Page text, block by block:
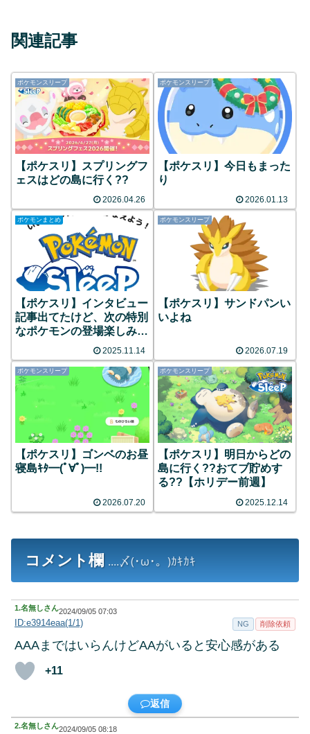
関連記事
ポケモンスリープ
【ポケスリ】スプリングフ
ェスはどの島に行く??
2026.04.26
ポケモンスリープ
【ポケスリ】今日もまった
り
2026.01.13
ポケモンまとめ
【ポケスリ】インタビュー
記事出てたけど、次の特別
なポケモンの登場楽しみだ
2025.11.14
ポケモンスリープ
【ポケスリ】サンドパンい
いよね
2026.07.19
ポケモンスリープ
【ポケスリ】ゴンベのお昼
寝島ｷﾀ━(ﾟ∀ﾟ)━!!
2026.07.20
ポケモンスリープ
【ポケスリ】明日からどの
島に行く??おてブ貯めす
る??【ホリデー前週】
2025.12.14
コメント欄 ....〆(･ω･。)ｶｷｶｷ
1.名無しさん2024/09/05 07:03
ID:e3914eaa(1/1) NG 削除依頼
AAAまではいらんけどAAがいると安心感がある
+11
返信
2.名無しさん2024/09/05 08:18